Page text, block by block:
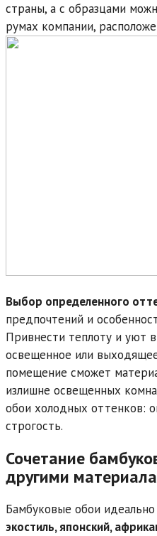
страны, а с образцами
румах компании,
Выбор определенного
предпочтений и
Привнести теплоту и уют
освещенное или
помещение сможет
излишне освещенных
обои холодных оттенков:
строгость.
Сочетание
другими
Бамбуковые обои
экостиль, японский,